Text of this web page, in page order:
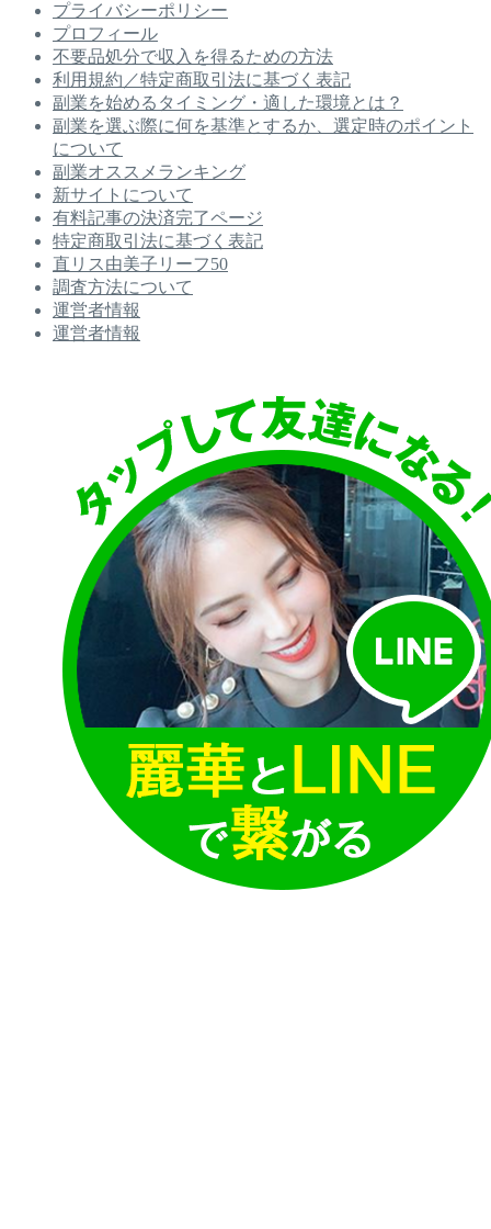
プライバシーポリシー
プロフィール
不要品処分で収入を得るための方法
利用規約／特定商取引法に基づく表記
副業を始めるタイミング・適した環境とは？
副業を選ぶ際に何を基準とするか、選定時のポイント
について
副業オススメランキング
新サイトについて
有料記事の決済完了ページ
特定商取引法に基づく表記
直リス由美子リーフ50
調査方法について
運営者情報
運営者情報